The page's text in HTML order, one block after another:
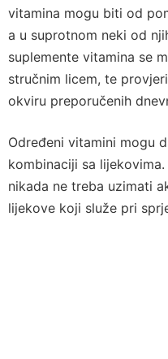
vitamina mogu biti od
a u suprotnom neki od
suplemente vitamina se
stručnim licem, te
okviru preporučenih
Određeni vitamini mogu
kombinaciji sa
nikada ne treba uzimati
lijekove koji služe pri